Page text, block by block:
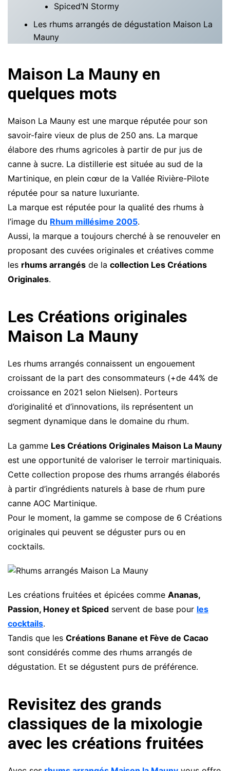
Spiced’N Stormy
Les rhums arrangés de dégustation Maison La
Mauny
Maison La Mauny en
quelques mots
Maison La Mauny est une marque réputée pour son
savoir-faire vieux de plus de 250 ans. La marque
élabore des rhums agricoles à partir de pur jus de
canne à sucre. La distillerie est située au sud de la
Martinique, en plein cœur de la Vallée Rivière-Pilote
réputée pour sa nature luxuriante.
La marque est réputée pour la qualité des rhums à
l’image du Rhum millésime 2005.
Aussi, la marque a toujours cherché à se renouveler en
proposant des cuvées originales et créatives comme
les rhums arrangés de la collection Les Créations
Originales.
Les Créations originales
Maison La Mauny
Les rhums arrangés connaissent un engouement
croissant de la part des consommateurs (+de 44% de
croissance en 2021 selon Nielsen). Porteurs
d’originalité et d’innovations, ils représentent un
segment dynamique dans le domaine du rhum.
La gamme Les Créations Originales Maison La Mauny
est une opportunité de valoriser le terroir martiniquais.
Cette collection propose des rhums arrangés élaborés
à partir d’ingrédients naturels à base de rhum pure
canne AOC Martinique.
Pour le moment, la gamme se compose de 6 Créations
originales qui peuvent se déguster purs ou en
cocktails.
Les créations fruitées et épicées comme Ananas,
Passion, Honey et Spiced servent de base pour les
cocktails.
Tandis que les Créations Banane et Fève de Cacao
sont considérés comme des rhums arrangés de
dégustation. Et se dégustent purs de préférence.
Revisitez des grands
classiques de la mixologie
avec les créations fruitées